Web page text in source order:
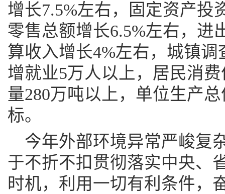
增长7.5%左右，固定资产投
零售总额增长6.5%左右，进
算收入增长4%左右，城镇
增就业5万人以上，居民消
量280万吨以上，单位生产
标。
今年外部环境异常严峻复
于不折不扣贯彻落实中央、
时机，利用一切有利条件，